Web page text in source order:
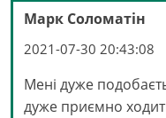
Марк Соломатін
2021-07-30 20:43:08
Мені дуже
дуже приємно